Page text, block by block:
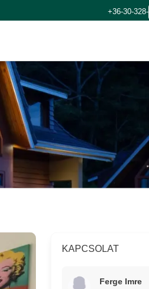
+36-30-328-
KAPCSOLAT
Ferge Imre